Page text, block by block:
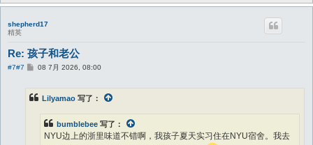
shepherd17
精英
Re: 孩子和老公
#7#7
帖
08 7月 2026, 08:00
Lilyamao 写了：
bumblebee 写了：
NYU边上的浙里味道不错啊，我孩子夏天实习住在NYU宿舍。我去